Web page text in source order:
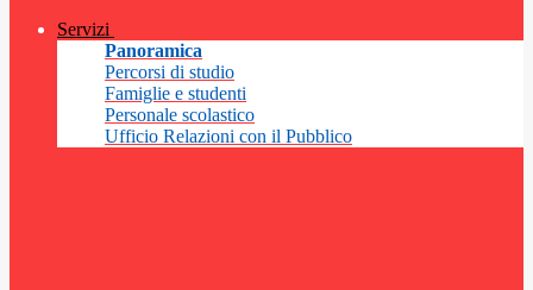
Servizi
Panoramica
Percorsi di studio
Famiglie e studenti
Personale scolastico
Ufficio Relazioni con il Pubblico